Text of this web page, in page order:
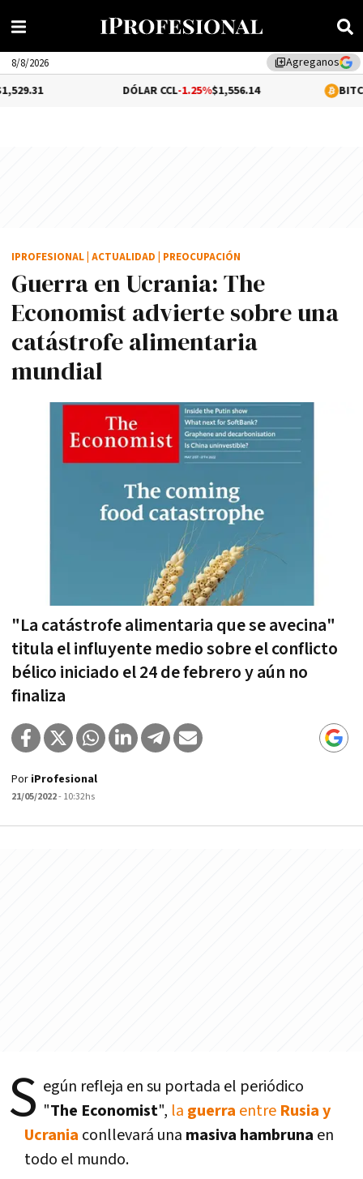
library_addAgreganos
8/8/2026
-1.25%$1,556.14 0.19%
Guerra en Ucrania: The
Economist advierte sobre una
catástrofe alimentaria
mundial
"La catástrofe alimentaria que se avecina"
titula el influyente medio sobre el conflicto
bélico iniciado el 24 de febrero y aún no
finaliza
IPROFESIONAL ACTUALIDAD PREOCUPACIÓN
Por iProfesional
21/05/2022- 10:32hs
S egún refleja en su portada el periódico
"The Economist", la guerra entre Rusia y
Ucrania conllevará una masiva hambruna en
todo el mundo.